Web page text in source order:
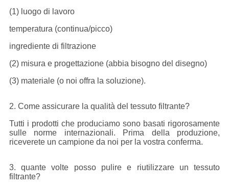
(1) luogo di lavoro
temperatura (continua/picco)
ingrediente di filtrazione
(2) misura e progettazione (abbia bisogno del disegno)
(3) materiale (o noi offra la soluzione).
2. Come assicurare la qualità del tessuto filtrante?
Tutti i prodotti che produciamo sono basati rigorosamente
sulle norme internazionali. Prima della produzione,
riceverete un campione da noi per la vostra conferma.
3. quante volte posso pulire e riutilizzare un tessuto
filtrante?